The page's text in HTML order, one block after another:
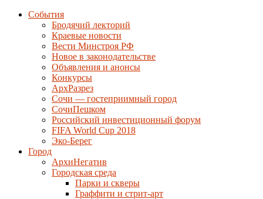
События
Бродячий лекторий
Краевые новости
Вести Минстроя РФ
Новое в законодательстве
Объявления и анонсы
Конкурсы
АрхРазрез
Сочи — гостеприимный город
СочиПешком
Российский инвестиционный форум
FIFA World Cup 2018
Эко-Берег
Город
АрхиНегатив
Городская среда
Парки и скверы
Граффити и стрит-арт